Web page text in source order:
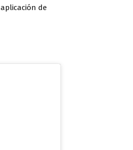
de